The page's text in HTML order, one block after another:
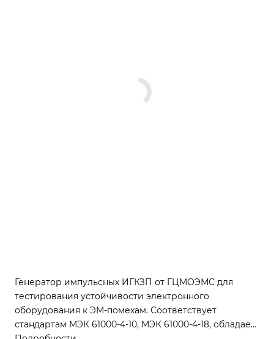
Генератор импульсных ИГКЗП от ГЦМОЭМС для
тестирования устойчивости электронного
оборудования к ЭМ-помехам. Соответствует
стандартам МЭК 61000-4-10, МЭК 61000-4-18, обладает